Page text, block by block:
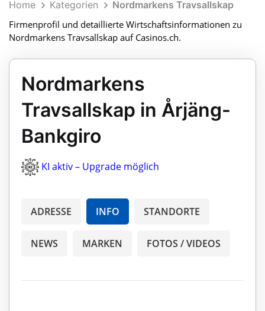
Home Kategorien
Nordmarkens Travsallskap
Firmenprofil und detaillierte Wirtschaftsinformationen zu
Nordmarkens Travsallskap auf Casinos.ch.
Nordmarkens
Travsallskap in Årjäng-
Bankgiro
KI aktiv – Upgrade möglich
ADRESSE INFO STANDORTE
NEWS MARKEN FOTOS / VIDEOS